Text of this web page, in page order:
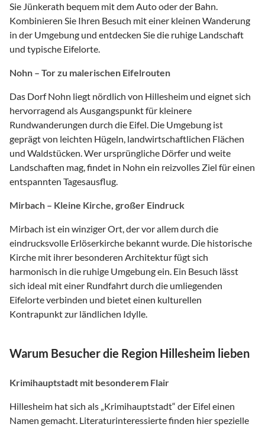
Sie Jünkerath bequem mit dem Auto oder der Bahn.
Kombinieren Sie Ihren Besuch mit einer kleinen Wanderung
in der Umgebung und entdecken Sie die ruhige Landschaft
und typische Eifelorte.
Nohn – Tor zu malerischen Eifelrouten
Das Dorf Nohn liegt nördlich von Hillesheim und eignet sich
hervorragend als Ausgangspunkt für kleinere
Rundwanderungen durch die Eifel. Die Umgebung ist
geprägt von leichten Hügeln, landwirtschaftlichen Flächen
und Waldstücken. Wer ursprüngliche Dörfer und weite
Landschaften mag, findet in Nohn ein reizvolles Ziel für einen
entspannten Tagesausflug.
Mirbach – Kleine Kirche, großer Eindruck
Mirbach ist ein winziger Ort, der vor allem durch die
eindrucksvolle Erlöserkirche bekannt wurde. Die historische
Kirche mit ihrer besonderen Architektur fügt sich
harmonisch in die ruhige Umgebung ein. Ein Besuch lässt
sich ideal mit einer Rundfahrt durch die umliegenden
Eifelorte verbinden und bietet einen kulturellen
Kontrapunkt zur ländlichen Idylle.
Warum Besucher die Region Hillesheim lieben
Krimihauptstadt mit besonderem Flair
Hillesheim hat sich als „Krimihauptstadt“ der Eifel einen
Namen gemacht. Literaturinteressierte finden hier spezielle